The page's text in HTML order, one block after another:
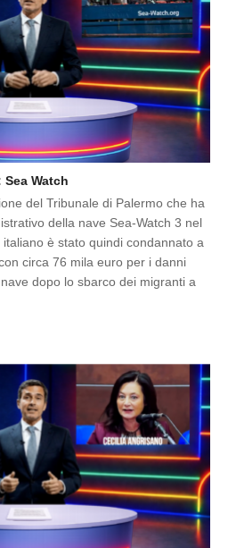
Sea Watch
del Tribunale di Palermo che ha
della nave Sea‑Watch 3 nel
è stato quindi condannato a
circa 76 mila euro per i danni
dopo lo sbarco dei migranti a